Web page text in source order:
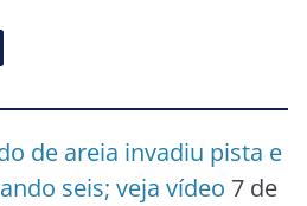
de areia invadiu pista e
seis; veja vídeo 7 de